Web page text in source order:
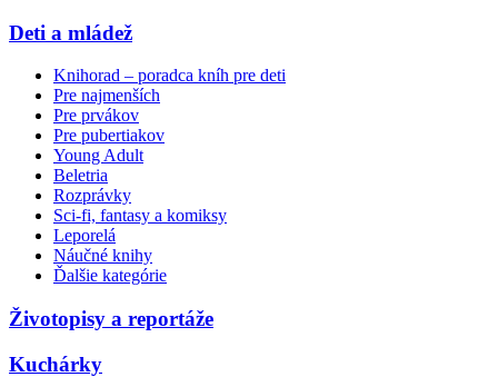
Deti a mládež
Knihorad – poradca kníh pre deti
Pre najmenších
Pre prvákov
Pre pubertiakov
Young Adult
Beletria
Rozprávky
Sci-fi, fantasy a komiksy
Leporelá
Náučné knihy
Ďalšie kategórie
Životopisy a reportáže
Kuchárky